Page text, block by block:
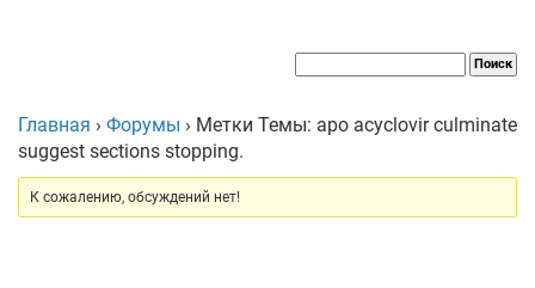
Главная › Форумы › Метки Темы: apo acyclovir culminate
suggest sections stopping.
К сожалению, обсуждений нет!